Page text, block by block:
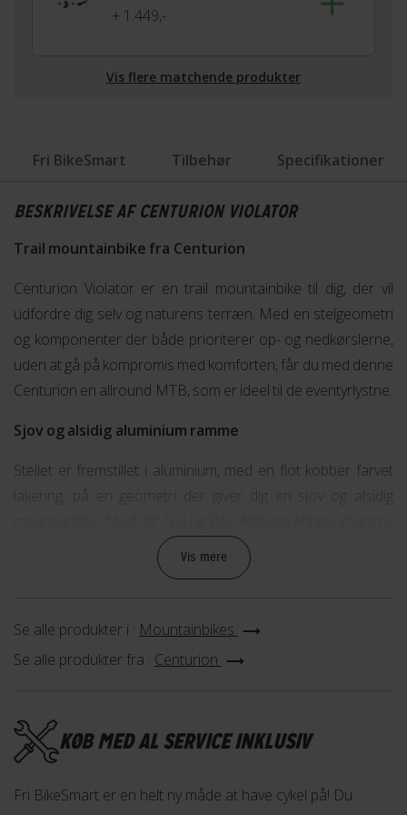
+ 1.449,-
Vis flere matchende produkter
Fri BikeSmart Tilbehør Specifikationer
BESKRIVELSE AF CENTURION VIOLATOR
Trail mountainbike fra Centurion
Centurion Violator er en trail mountainbike til dig, der vil
udfordre dig selv og naturens terræn. Med en stelgeometri
og komponenter der både prioriterer op- og nedkørslerne,
uden at gå på kompromis med komforten, får du med denne
Centurion en allround MTB, som er ideel til de eventyrlystne.
Sjov og alsidig aluminium ramme
Stellet er fremstillet i aluminium, med en flot kobber farvet
lakering, på en geometri der giver dig en sjov og alsidig
Panaracer 700Cx35 dæk får du samtidig en cykel med godt
vejgreb og en høj topfart.
Cyklen er udstyret med en mekanisk affjedret Suspension
Komponenter designet til skovens terræn
Centurion Violator kommer med effektiv hydraulisk
skivebremse og gearkomponenter fra Shimano Tourney.
Vis mere
Se alle produkter i : Mountainbikes
Se alle produkter fra : Centurion
KØB MED AL SERVICE INKLUSIV
Fri BikeSmart er en helt ny måde at have cykel på! Du